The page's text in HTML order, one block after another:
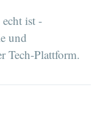
ist -
und
Tech-Plattform.